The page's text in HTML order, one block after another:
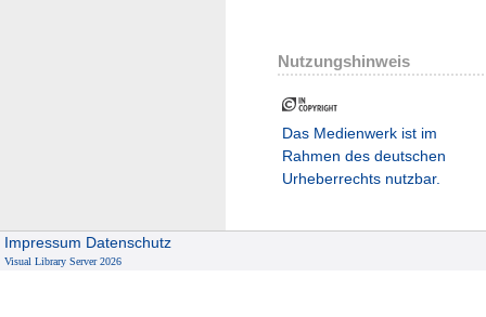
Nutzungshinweis
Das Medienwerk ist im
Rahmen des deutschen
Urheberrechts nutzbar.
Impressum Datenschutz
Visual Library Server 2026